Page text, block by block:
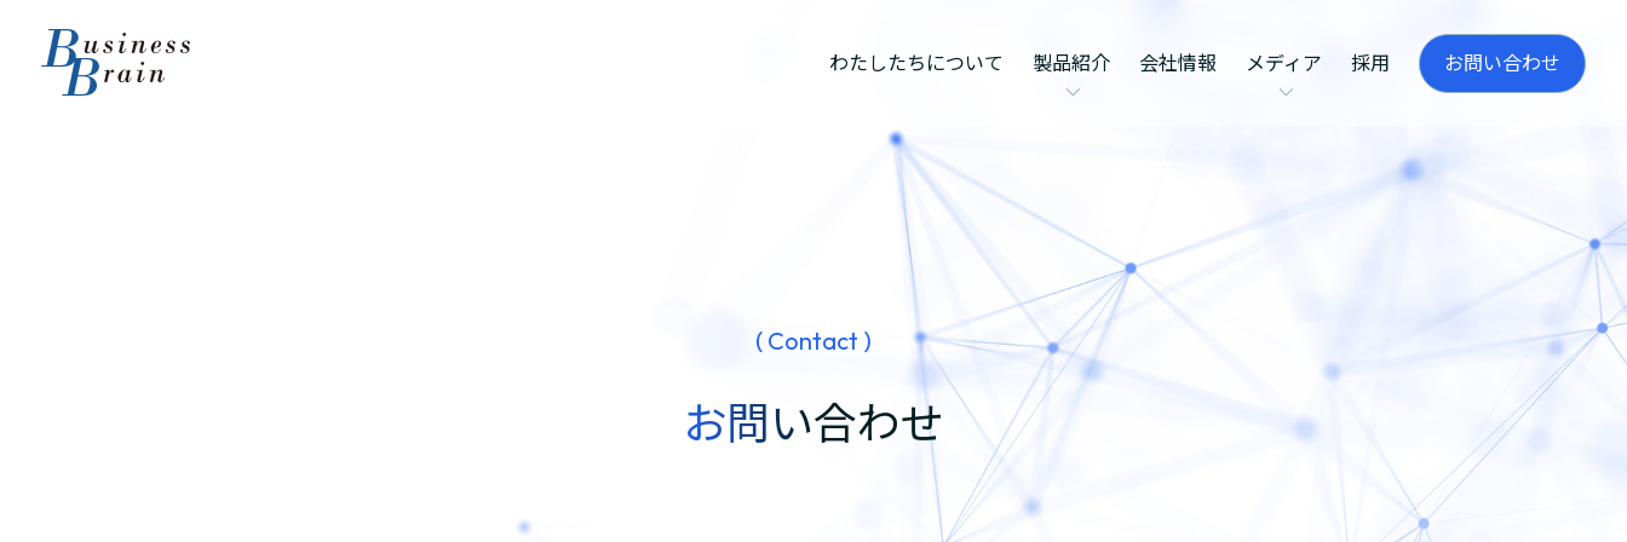
わたしたちについて 製品紹介
予約・ゲスト管理
清掃・客室管理
レストラン・リテールシステム
集客・マーケティング
AI検索対策（AIO）
会社情報 メディア 採用 お問い合わせ
( Contact )
お問い合わせ